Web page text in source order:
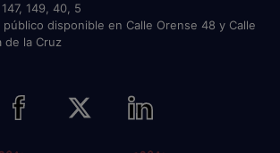
149, 40, 5
público disponible en Calle Orense 48 y Calle
de la Cruz